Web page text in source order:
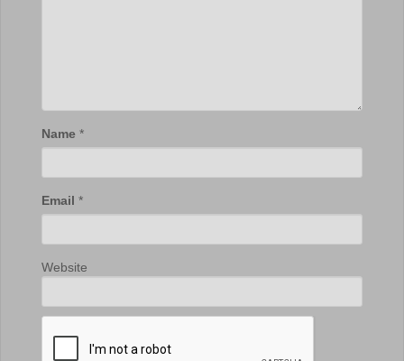
Name *
Email *
Website